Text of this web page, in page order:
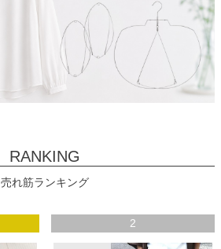
RANKING
売れ筋ランキング
2